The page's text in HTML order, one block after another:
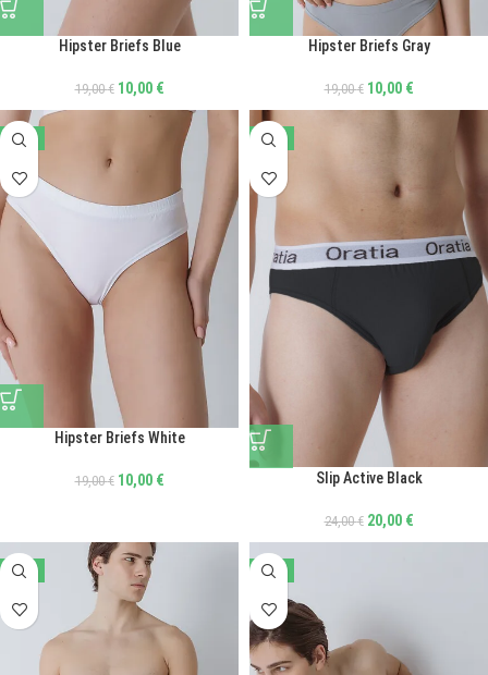
Hipster Briefs Blue
19,00€ 10,00 €
Hipster Briefs Gray
19,00€ 10,00 €
-47%
Hipster Briefs White
19,00€ 10,00 €
-17%
Slip Active Black
24,00€ 20,00 €
-17% -17%